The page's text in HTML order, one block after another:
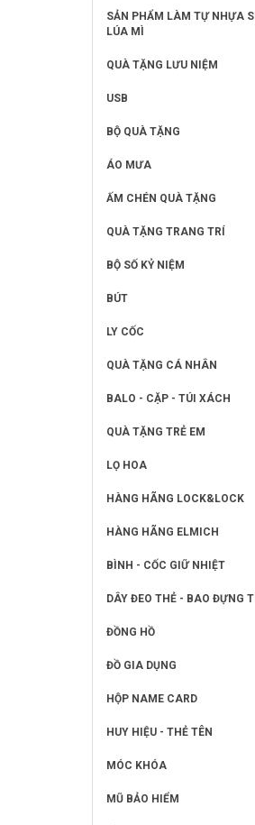
SẢN PHẨM LÀM TỰ NHỰA
LÚA MÌ
QUÀ TẶNG LƯU NIỆM
USB
BỘ QUÀ TẶNG
ÁO MƯA
ẤM CHÉN QUÀ TẶNG
QUÀ TẶNG TRANG TRÍ
BỘ SỐ KỶ NIỆM
BÚT
LY CỐC
QUÀ TẶNG CÁ NHÂN
BALO - CẶP - TÚI XÁCH
QUÀ TẶNG TRẺ EM
LỌ HOA
HÀNG HÃNG LOCK&LOCK
HÀNG HÃNG ELMICH
BÌNH - CỐC GIỮ NHIỆT
DÂY ĐEO THẺ - BAO ĐỰNG
ĐỒNG HỒ
ĐỒ GIA DỤNG
HỘP NAME CARD
HUY HIỆU - THẺ TÊN
MÓC KHÓA
MŨ BẢO HIỂM